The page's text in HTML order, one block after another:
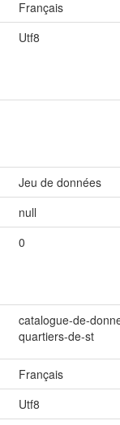
Français
Utf8
Jeu de données
null
0
catalogue-de-
quartiers-de-st
Français
Utf8